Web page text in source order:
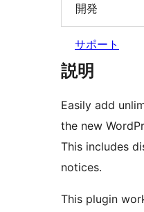
開発
サポート
説明
Easily add
the new
This includes
notices.
This plugin